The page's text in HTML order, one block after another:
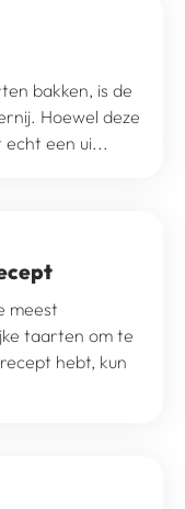
bakken, is de
Hoewel deze
echt een ui...
meest
taarten om te
hebt, kun